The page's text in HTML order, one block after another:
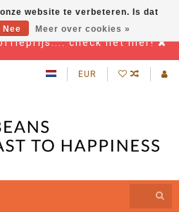
check het hier!
EUR
website te verbeteren. Is dat
Nee Meer over cookies »